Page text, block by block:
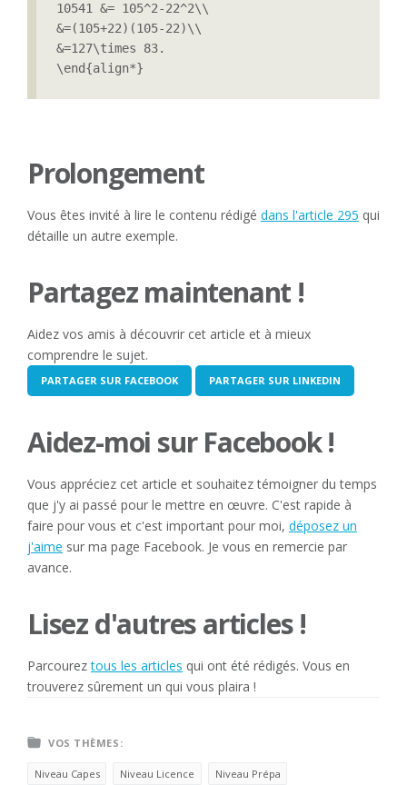
10541 &= 105^2-22^2\\
&=(105+22)(105-22)\\
&=127\times 83.
\end{align*}
Prolongement
Vous êtes invité à lire le contenu rédigé dans l'article 295 qui
détaille un autre exemple.
Partagez maintenant !
Aidez vos amis à découvrir cet article et à mieux
comprendre le sujet.
PARTAGER SUR FACEBOOK PARTAGER SUR LINKEDIN
Aidez-moi sur Facebook !
Vous appréciez cet article et souhaitez témoigner du temps
que j'y ai passé pour le mettre en œuvre. C'est rapide à
faire pour vous et c'est important pour moi, déposez un
j'aime sur ma page Facebook. Je vous en remercie par
avance.
Lisez d'autres articles !
Parcoureztous les articles qui ont été rédigés. Vous en
trouverez sûrement un qui vous plaira !
VOS THÈMES:
Niveau Capes Niveau Licence
Niveau Prépa